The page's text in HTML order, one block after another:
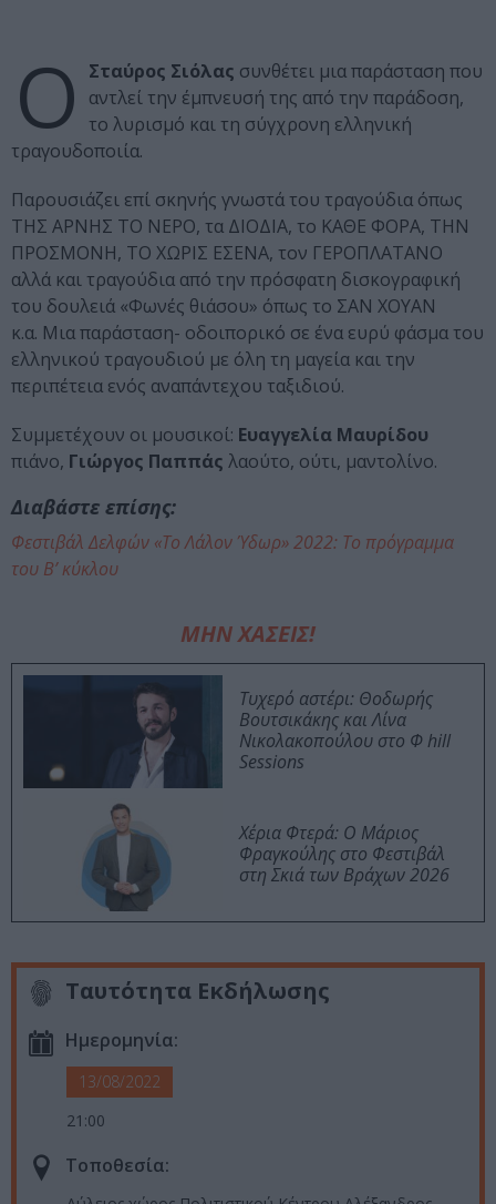
Ο Σταύρος Σιόλας συνθέτει μια παράσταση που
αντλεί την έμπνευσή της από την παράδοση,
το λυρισμό και τη σύγχρονη ελληνική
τραγουδοποιία.
Παρουσιάζει επί σκηνής γνωστά του τραγούδια όπως
ΤΗΣ ΑΡΝΗΣ ΤΟ ΝΕΡΟ, τα ΔΙΟΔΙΑ, το ΚΑΘΕ ΦΟΡΑ, ΤΗΝ
ΠΡΟΣΜΟΝΗ, ΤΟ ΧΩΡΙΣ ΕΣΕΝΑ, τον ΓΕΡΟΠΛΑΤΑΝΟ
αλλά και τραγούδια από την πρόσφατη δισκογραφική
του δουλειά «Φωνές θιάσου» όπως το ΣΑΝ ΧΟΥΑΝ
κ.α. Μια παράσταση- οδοιπορικό σε ένα ευρύ φάσμα του
ελληνικού τραγουδιού με όλη τη μαγεία και την
περιπέτεια ενός αναπάντεχου ταξιδιού.
Συμμετέχουν οι μουσικοί: Ευαγγελία Μαυρίδου
πιάνο, Γιώργος Παππάς λαούτο, ούτι, μαντολίνο.
Διαβάστε επίσης:
Φεστιβάλ Δελφών «Το Λάλον Ύδωρ» 2022: Το πρόγραμμα
του Β’ κύκλου
ΜΗΝ ΧΑΣΕΙΣ!
Τυχερό αστέρι: Θοδωρής
Βουτσικάκης και Λίνα
Νικολακοπούλου στο Φ hill
Sessions
Χέρια Φτερά: Ο Μάριος
Φραγκούλης στο Φεστιβάλ
στη Σκιά των Βράχων 2026
Ταυτότητα Εκδήλωσης
Ημερομηνία:
13/08/2022
21:00
Τοποθεσία: